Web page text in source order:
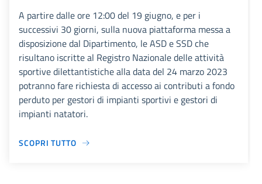
A partire dalle ore 12:00 del 19 giugno, e per i
successivi 30 giorni, sulla nuova piattaforma messa a
disposizione dal Dipartimento, le ASD e SSD che
risultano iscritte al Registro Nazionale delle attività
sportive dilettantistiche alla data del 24 marzo 2023
potranno fare richiesta di accesso ai contributi a fondo
perduto per gestori di impianti sportivi e gestori di
impianti natatori.
SCOPRI TUTTO